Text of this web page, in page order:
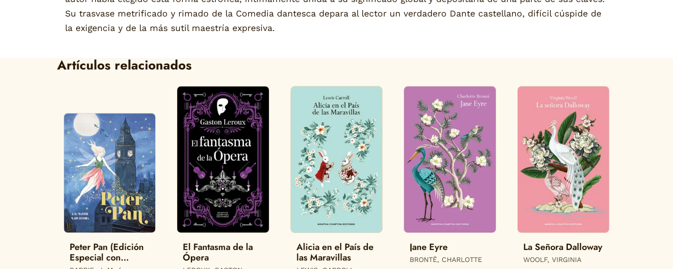
Su trasvase metrificado y rimado de la Comedia dantesca depara al lector un verdadero Dante castellano, difícil cúspide de
la exigencia y de la más sutil maestría expresiva.
Artículos relacionados
Peter Pan (Edición
Especial con
El Fantasma de la
Ópera
Alicia en el País de
las Maravillas
Jane Eyre
BRONTË, CHARLOTTE
La Señora Dalloway
WOOLF, VIRGINIA